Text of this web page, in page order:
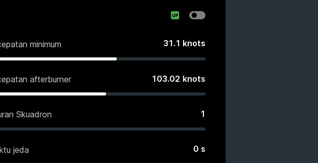
minimum 31.1 knots
afterburner 103.02 knots
Skuadron 1
jeda 0 s